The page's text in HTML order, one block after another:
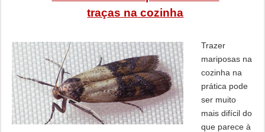
traças na cozinha
Trazer
mariposas na
cozinha na
prática pode
ser muito
mais difícil do
que parece à